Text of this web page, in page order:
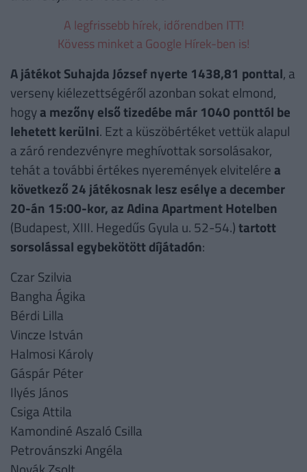
A legfrissebb hírek, időrendben ITT!
Kövess minket a Google Hírek-ben is!
A játékot Suhajda József nyerte 1438,81 ponttal, a
verseny kiélezettségéről azonban sokat elmond,
hogya mezőny első tizedébe már 1040 ponttól be
lehetett kerülni. Ezt a küszöbértéket vettük alapul
a záró rendezvényre meghívottak sorsolásakor,
tehát a további értékes nyeremények elvitelérea
következő 24 játékosnak lesz esélye a december
20-án 15:00-kor, az Adina Apartment Hotelben
(Budapest, XIII. Hegedűs Gyula u. 52-54.)tartott
sorsolással egybekötött díjátadón:
Czar Szilvia
Bangha Ágika
Bérdi Lilla
Vincze István
Halmosi Károly
Gáspár Péter
Ilyés János
Csiga Attila
Kamondiné Aszaló Csilla
Petrovánszki Angéla